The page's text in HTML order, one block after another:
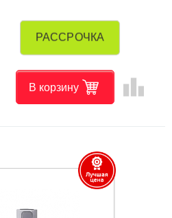
РАССРОЧКА
В корзину leaderboard